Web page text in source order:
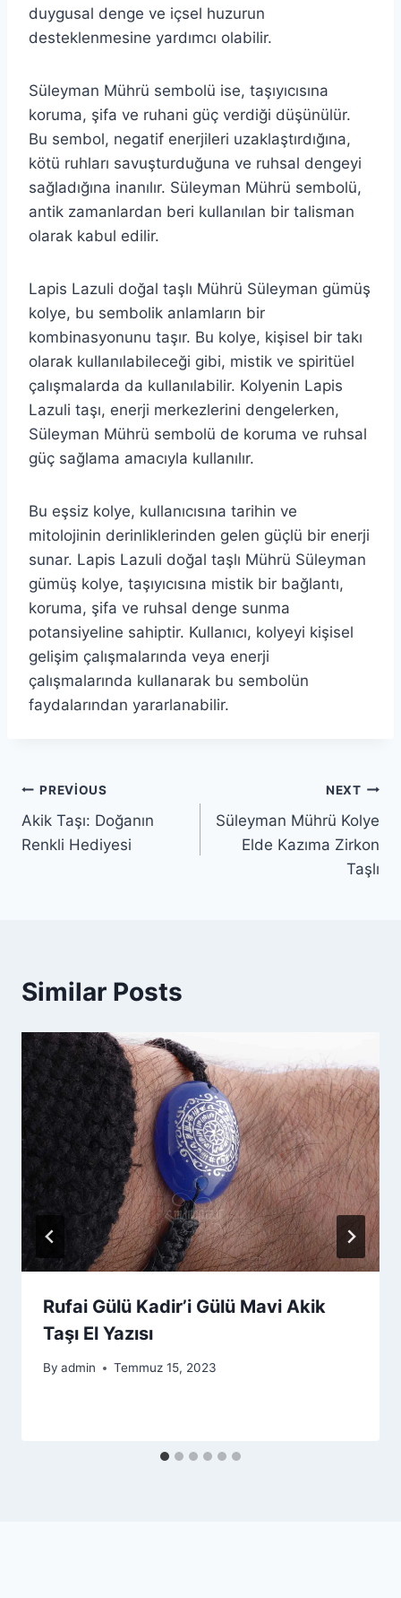
duygusal denge ve içsel huzurun
desteklenmesine yardımcı olabilir.
Süleyman Mührü sembolü ise, taşıyıcısına
koruma, şifa ve ruhani güç verdiği düşünülür.
Bu sembol, negatif enerjileri uzaklaştırdığına,
kötü ruhları savuşturduğuna ve ruhsal dengeyi
sağladığına inanılır. Süleyman Mührü sembolü,
antik zamanlardan beri kullanılan bir talisman
olarak kabul edilir.
Lapis Lazuli doğal taşlı Mührü Süleyman gümüş
kolye, bu sembolik anlamların bir
kombinasyonunu taşır. Bu kolye, kişisel bir takı
olarak kullanılabileceği gibi, mistik ve spiritüel
çalışmalarda da kullanılabilir. Kolyenin Lapis
Lazuli taşı, enerji merkezlerini dengelerken,
Süleyman Mührü sembolü de koruma ve ruhsal
güç sağlama amacıyla kullanılır.
Bu eşsiz kolye, kullanıcısına tarihin ve
mitolojinin derinliklerinden gelen güçlü bir enerji
sunar. Lapis Lazuli doğal taşlı Mührü Süleyman
gümüş kolye, taşıyıcısına mistik bir bağlantı,
koruma, şifa ve ruhsal denge sunma
potansiyeline sahiptir. Kullanıcı, kolyeyi kişisel
gelişim çalışmalarında veya enerji
çalışmalarında kullanarak bu sembolün
faydalarından yararlanabilir.
Yazı
gezinmesi
PREVIOUS
Akik Taşı: Doğanın
Renkli Hediyesi
NEXT
Süleyman Mührü Kolye
Elde Kazıma Zirkon
Taşlı
Similar Posts
Rufai Gülü Kadir’i Gülü Mavi Akik
Taşı El Yazısı
By admin Temmuz 15, 2023